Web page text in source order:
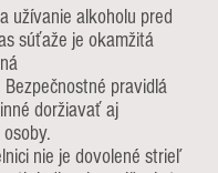
užívanie alkoholu pred
súťaže je okamžitá
pravidlá
doržiavať aj
nie je dovolené strieľ